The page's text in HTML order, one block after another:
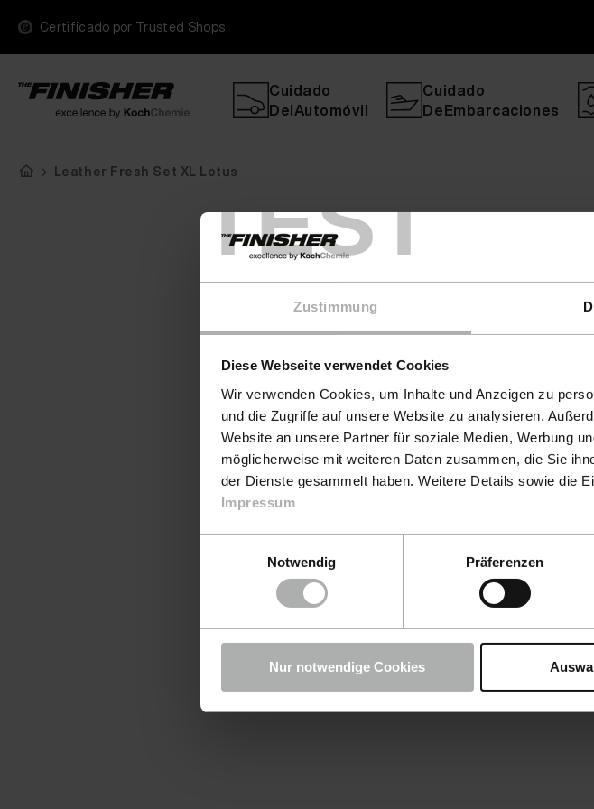
TEST
Zustimmung
Diese Webseite verwendet Cookies
Wir verwenden Cookies, um Inhalte und Anzeigen zu
und die Zugriffe auf unsere Website zu analysieren.
Website an unsere Partner für soziale Medien, Werbung
möglicherweise mit weiteren Daten zusammen, die Sie
der Dienste gesammelt haben. Weitere Details sowie die
Impressum
Notwendig
Präferenzen
Nur notwendige Cookies
Certificado por Trusted Shops
Cuidado
DelAutomóvil
Cuidado
DeEmbarcaciones
Leather Fresh Set XL Lotus